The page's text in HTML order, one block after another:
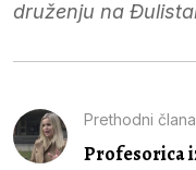
druženju na
Prethodni
Profesorica